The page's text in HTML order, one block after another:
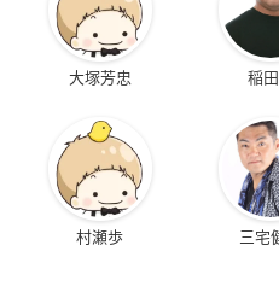
大塚芳忠 稲
村瀬歩 三宅